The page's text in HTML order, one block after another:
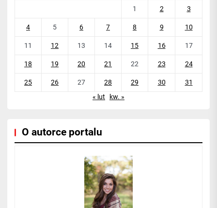
1 2 3
4 5 6 7 8 9 10
11 12 13 14 15 16 17
18 19 20 21 22 23 24
25 26 27 28 29 30
31
« lut
kw. »
O autorce portalu